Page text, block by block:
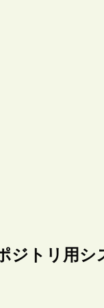
ジトリ用シ